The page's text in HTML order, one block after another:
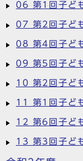
06 第1回子ど
07 第2回子ど
08 第4回子ど
09 第5回子ど
10 第2回子ど
11 第1回子ど
12 第6回子ど
13 第3回子ど